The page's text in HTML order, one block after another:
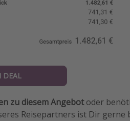
DEAL
zu diesem Angebotoder
Reisepartners ist Dir gerne